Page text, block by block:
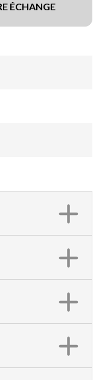
ÉCHANGE